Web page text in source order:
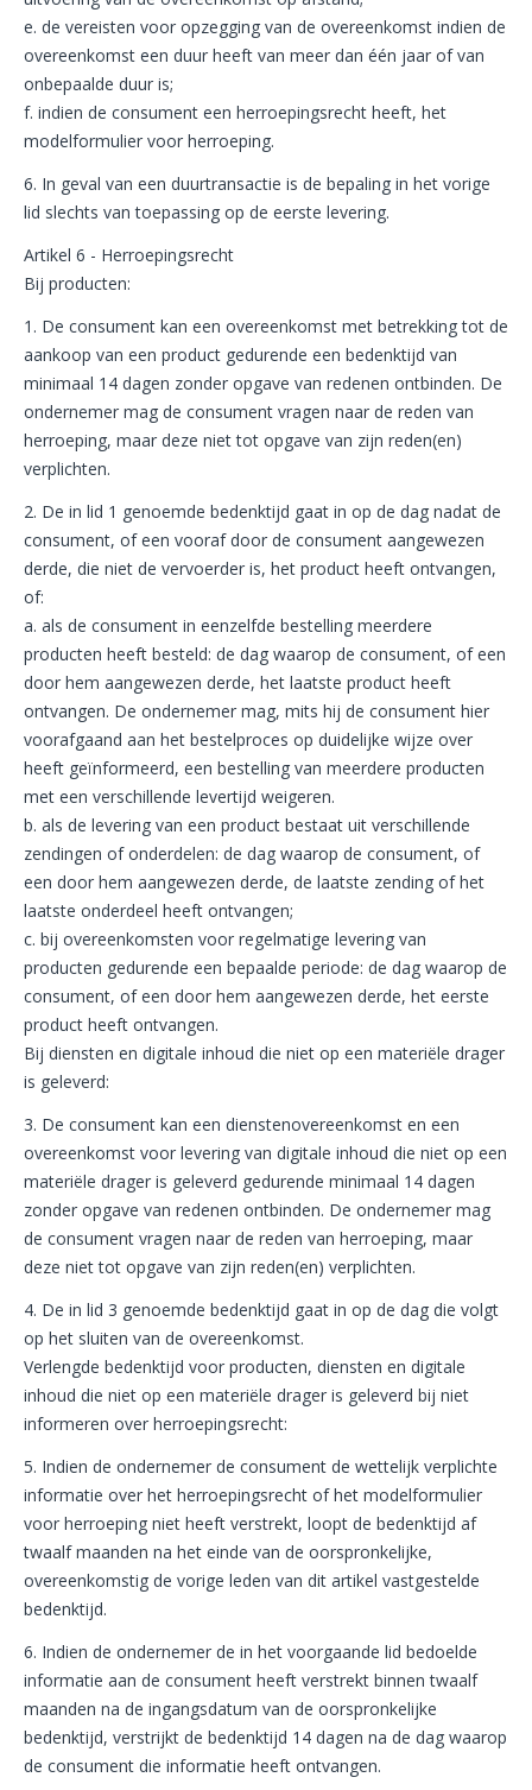
e. de vereisten voor opzegging van de overeenkomst indien de
overeenkomst een duur heeft van meer dan één jaar of van
onbepaalde duur is;
f. indien de consument een herroepingsrecht heeft, het
modelformulier voor herroeping.
6. In geval van een duurtransactie is de bepaling in het vorige
lid slechts van toepassing op de eerste levering.
Artikel 6 - Herroepingsrecht
Bij producten:
1. De consument kan een overeenkomst met betrekking tot de
aankoop van een product gedurende een bedenktijd van
minimaal 14 dagen zonder opgave van redenen ontbinden. De
ondernemer mag de consument vragen naar de reden van
herroeping, maar deze niet tot opgave van zijn reden(en)
verplichten.
2. De in lid 1 genoemde bedenktijd gaat in op de dag nadat de
consument, of een vooraf door de consument aangewezen
derde, die niet de vervoerder is, het product heeft ontvangen,
of:
a. als de consument in eenzelfde bestelling meerdere
producten heeft besteld: de dag waarop de consument, of een
door hem aangewezen derde, het laatste product heeft
ontvangen. De ondernemer mag, mits hij de consument hier
voorafgaand aan het bestelproces op duidelijke wijze over
heeft geïnformeerd, een bestelling van meerdere producten
met een verschillende levertijd weigeren.
b. als de levering van een product bestaat uit verschillende
zendingen of onderdelen: de dag waarop de consument, of
een door hem aangewezen derde, de laatste zending of het
laatste onderdeel heeft ontvangen;
c. bij overeenkomsten voor regelmatige levering van
producten gedurende een bepaalde periode: de dag waarop de
consument, of een door hem aangewezen derde, het eerste
product heeft ontvangen.
Bij diensten en digitale inhoud die niet op een materiële drager
is geleverd:
3. De consument kan een dienstenovereenkomst en een
overeenkomst voor levering van digitale inhoud die niet op een
materiële drager is geleverd gedurende minimaal 14 dagen
zonder opgave van redenen ontbinden. De ondernemer mag
de consument vragen naar de reden van herroeping, maar
deze niet tot opgave van zijn reden(en) verplichten.
4. De in lid 3 genoemde bedenktijd gaat in op de dag die volgt
op het sluiten van de overeenkomst.
Verlengde bedenktijd voor producten, diensten en digitale
inhoud die niet op een materiële drager is geleverd bij niet
informeren over herroepingsrecht:
5. Indien de ondernemer de consument de wettelijk verplichte
informatie over het herroepingsrecht of het modelformulier
voor herroeping niet heeft verstrekt, loopt de bedenktijd af
twaalf maanden na het einde van de oorspronkelijke,
overeenkomstig de vorige leden van dit artikel vastgestelde
bedenktijd.
6. Indien de ondernemer de in het voorgaande lid bedoelde
informatie aan de consument heeft verstrekt binnen twaalf
maanden na de ingangsdatum van de oorspronkelijke
bedenktijd, verstrijkt de bedenktijd 14 dagen na de dag waarop
de consument die informatie heeft ontvangen.